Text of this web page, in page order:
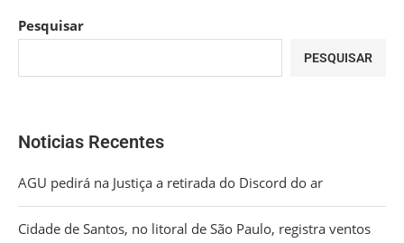
Pesquisar
PESQUISAR
Noticias Recentes
AGU pedirá na Justiça a retirada do Discord do ar
Cidade de Santos, no litoral de São Paulo, registra ventos